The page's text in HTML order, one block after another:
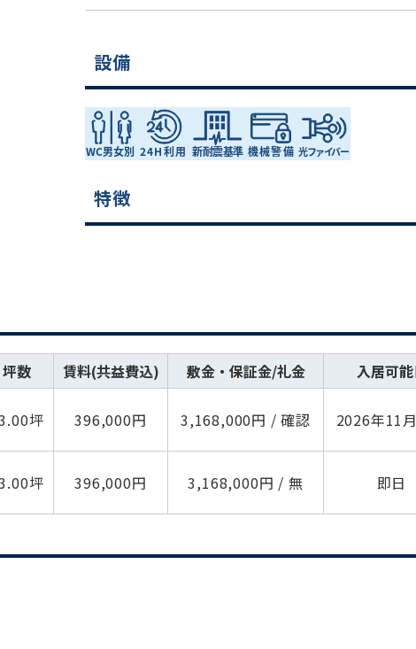
設備
特徴
坪数 賃料(共益費込) 敷金・保証金/礼金 入居可能
坪 396,000円 3,168,000円 / 確認 2026年11
坪 396,000円 3,168,000円 / 無 即日